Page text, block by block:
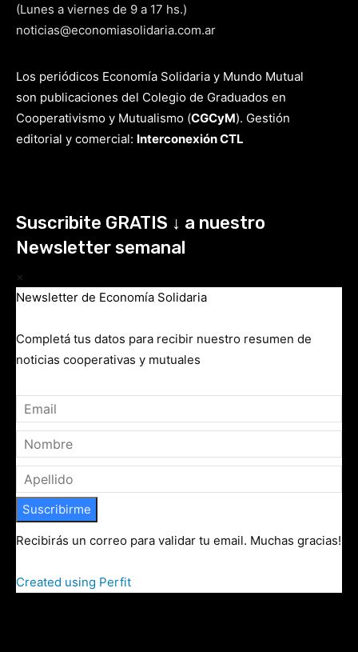
(Lunes a viernes de 9 a 17 hs.)
noticias@economiasolidaria.com.ar
Los periódicos Economía Solidaria y Mundo Mutual
son publicaciones del Colegio de Graduados en
Cooperativismo y Mutualismo (CGCyM). Gestión
editorial y comercial: Interconexión CTL
Suscribite GRATIS ↓ a nuestro
Newsletter semanal
×
Newsletter de Economía Solidaria
Completá tus datos para recibir nuestro resumen de
noticias cooperativas y mutuales
Suscribirme
Recibirás un correo para validar tu email. Muchas gracias!
Created using Perfit